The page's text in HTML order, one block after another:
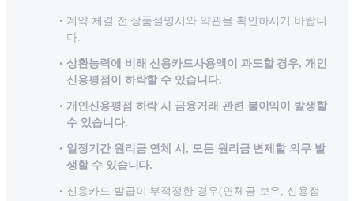
계약 체결 전 상품설명서와 약관을 확인하시기 바랍니
다.
상환능력에 비해 신용카드사용액이 과도할 경우, 개인
신용평점이 하락할 수 있습니다.
개인신용평점 하락 시 금융거래 관련 불이익이 발생할
수 있습니다.
일정기간 원리금 연체 시, 모든 원리금 변제할 의무 발
생할 수 있습니다.
신용카드 발급이 부적정한 경우(연체금 보유, 신용점